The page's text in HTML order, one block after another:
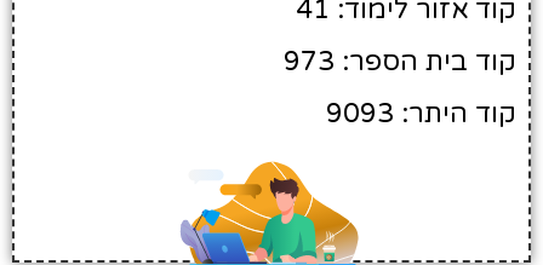
קוד אזור לימוד: 41
קוד בית הספר: 973
קוד היתר: 9093